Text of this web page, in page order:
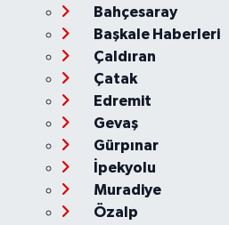
Bahçesaray
Başkale Haberleri
Çaldıran
Çatak
Edremit
Gevaş
Gürpınar
İpekyolu
Muradiye
Özalp